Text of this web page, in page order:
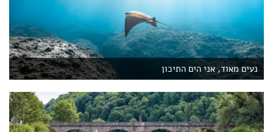
נעים מאוד, אני הים התיכון